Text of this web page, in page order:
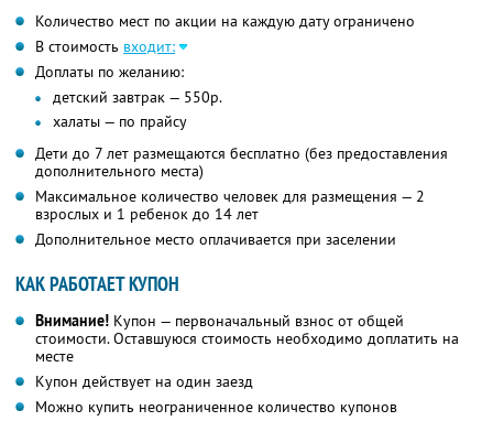
Количество мест по акции на каждую дату ограничено
В стоимость входит:
Доплаты по желанию:
детский завтрак — 550р.
халаты — по прайсу
Дети до 7 лет размещаются бесплатно (без предоставления
дополнительного места)
Максимальное количество человек для размещения — 2
взрослых и 1 ребенок до 14 лет
Дополнительное место оплачивается при заселении
КАК РАБОТАЕТ КУПОН
Внимание! Купон — первоначальный взнос от общей
стоимости. Оставшуюся стоимость необходимо доплатить на
месте
Купон действует на один заезд
Можно купить неограниченное количество купонов